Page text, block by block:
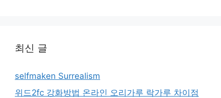
최신 글
selfmaken Surrealism
위드2fc 강화방법 온라인 오리가루 락가루 차이점